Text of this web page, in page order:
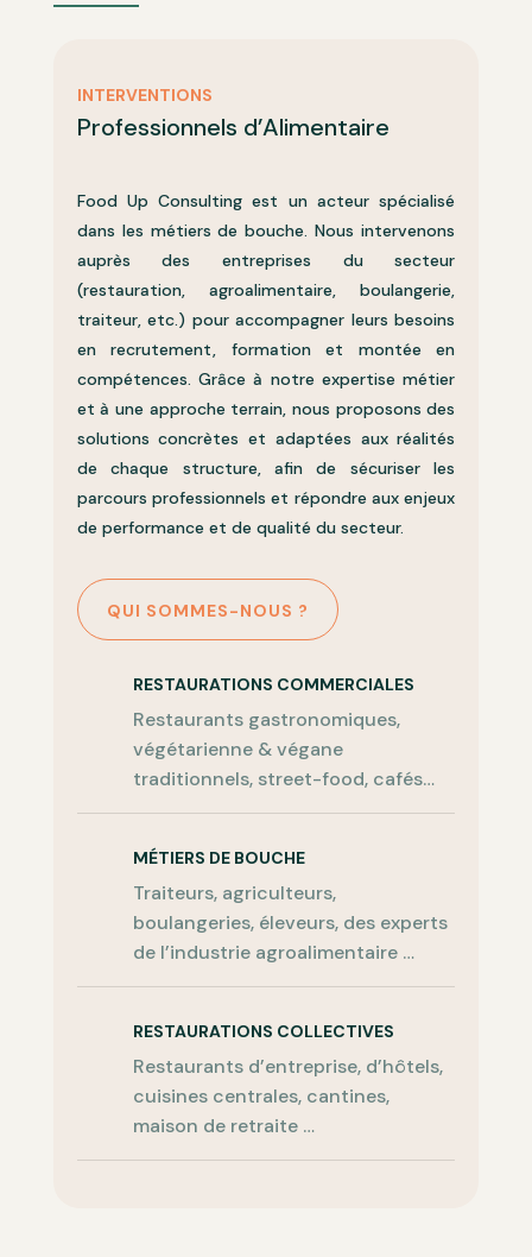
INTERVENTIONS
Professionnels d’Alimentaire
Food Up Consulting est un acteur spécialisé
dans les métiers de bouche. Nous intervenons
auprès des entreprises du secteur
(restauration, agroalimentaire, boulangerie,
traiteur, etc.) pour accompagner leurs besoins
en recrutement, formation et montée en
compétences. Grâce à notre expertise métier
et à une approche terrain, nous proposons des
solutions concrètes et adaptées aux réalités
de chaque structure, afin de sécuriser les
parcours professionnels et répondre aux enjeux
de performance et de qualité du secteur.
QUI SOMMES-NOUS ?
RESTAURATIONS COMMERCIALES
Restaurants gastronomiques,
végétarienne & végane
traditionnels, street-food, cafés…
MÉTIERS DE BOUCHE
Traiteurs, agriculteurs,
boulangeries, éleveurs, des experts
de l’industrie agroalimentaire …
RESTAURATIONS COLLECTIVES
Restaurants d’entreprise, d’hôtels,
cuisines centrales, cantines,
maison de retraite …